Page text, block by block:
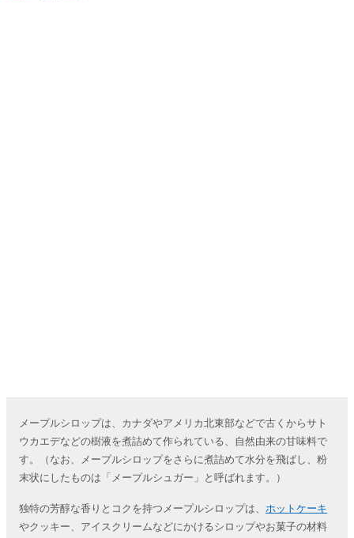
メープルシロップは、カナダやアメリカ北東部などで古くからサト
ウカエデなどの樹液を煮詰めて作られている、自然由来の甘味料で
す。（なお、メープルシロップをさらに煮詰めて水分を飛ばし、粉
末状にしたものは「メープルシュガー」と呼ばれます。）
独特の芳醇な香りとコクを持つメープルシロップは、 ホットケーキ
やクッキー、アイスクリームなどにかけるシロップやお菓子の材料